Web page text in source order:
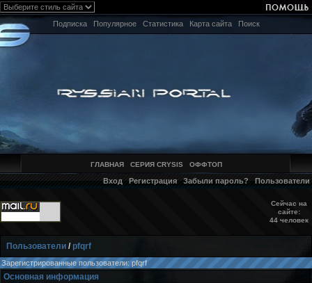
Подписка Популярное Статистика Карта сайта Поиск
ГЛАВНАЯ СЕРИЯ CRYSIS ОФФТОП
Вход Регистрация Забыли пароль? Пользователи
Сейчас на
сайте:
44 человек
Пользователи / pfqrf
Зарегистрированные пользователи: pfqrf
Основная информация